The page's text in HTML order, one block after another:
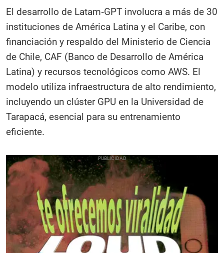
El desarrollo de Latam‑GPT involucra a más de 30
instituciones de América Latina y el Caribe, con
financiación y respaldo del Ministerio de Ciencia
de Chile, CAF (Banco de Desarrollo de América
Latina) y recursos tecnológicos como AWS. El
modelo utiliza infraestructura de alto rendimiento,
incluyendo un clúster GPU en la Universidad de
Tarapacá, esencial para su entrenamiento
eficiente.